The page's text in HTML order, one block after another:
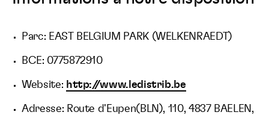
Parc: EAST BELGIUM PARK (WELKENRAEDT)
BCE: 0775872910
Website: http://www.ledistrib.be
Adresse: Route d'Eupen(BLN), 110, 4837 BAELEN,